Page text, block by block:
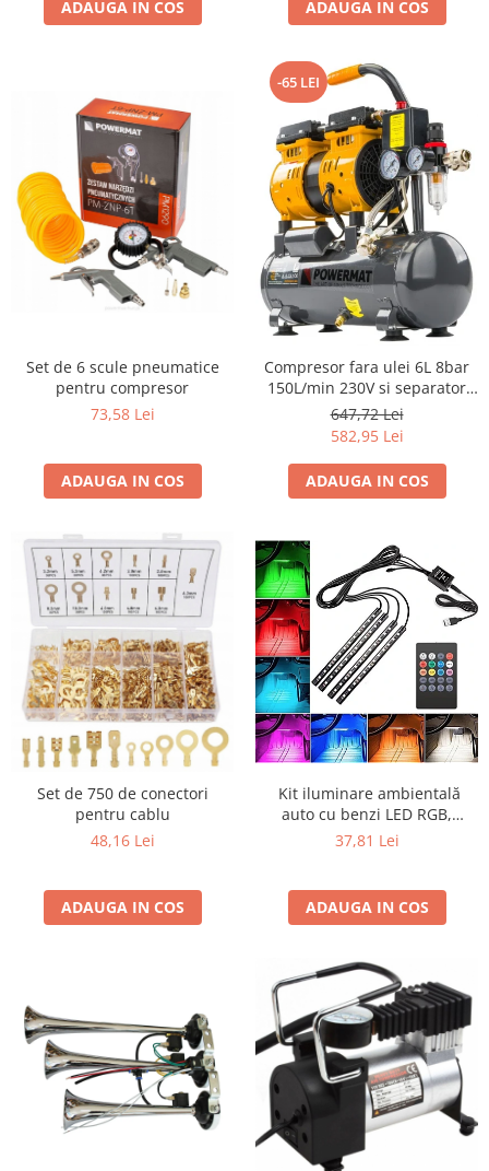
ADAUGA IN COS ADAUGA IN COS
Set de 6 scule pneumatice
pentru compresor
73,58 Lei
ADAUGA IN COS
-65 LEI
Compresor fara ulei 6L 8bar
150L/min 230V si separator
regulator presiune silentios
59dB
647,72 Lei
582,95 Lei
ADAUGA IN COS
Set de 750 de conectori
pentru cablu
48,16 Lei
ADAUGA IN COS
​​​​​​​ Kit iluminare ambientală
auto cu benzi LED RGB,
interior mașină, 4 benzi, 48
telecomandă
37,81 Lei
ADAUGA IN COS